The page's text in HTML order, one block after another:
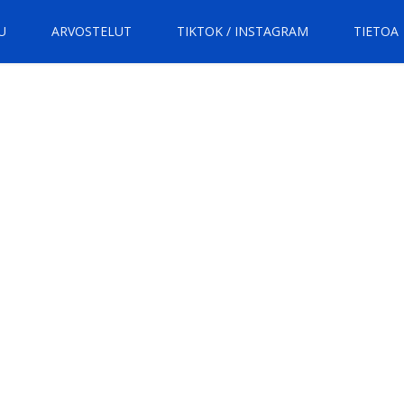
ARVOSTELUT TIKTOK / INSTAGRAM TIETOA